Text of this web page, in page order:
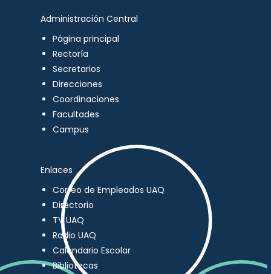
Administración Central
Página principal
Rectoría
Secretarios
Direcciones
Coordinaciones
Facultades
Campus
Enlaces
Correo de Empleados UAQ
Directorio
TV UAQ
Radio UAQ
Calendario Escolar
Bibliotecas